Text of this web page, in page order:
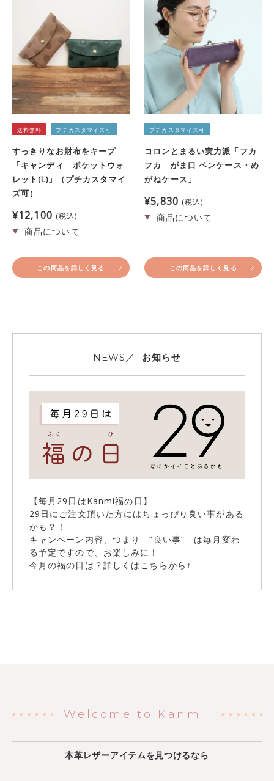
送料無料 プチカスタマイズ可
すっきりなお財布をキープ
「キャンディ ポケットウォ
レット(L)」（プチカスタマイ
ズ可）
¥12,100 税込
この商品を詳しく見る
プチカスタマイズ可
コロンとまるい実力派「フカ
フカ がま口 ペンケース・め
がねケース」
¥5,830 税込
この商品を詳しく見る
NEWS／ お知らせ
【毎月29日はKanmi福の日】
29日にご注文頂いた方にはちょっぴり良い事がある
かも？！
キャンペーン内容、つまり ”良い事” は毎月変わ
る予定ですので、お楽しみに！
今月の福の日は？詳しくはこちらから↑
Welcome to Kanmi.
本革レザーアイテムを見つけるなら